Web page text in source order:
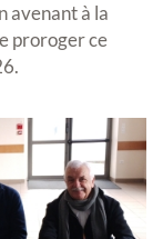
avenant à la
proroger ce